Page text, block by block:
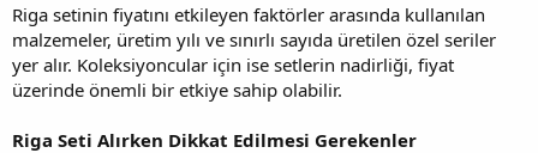
Riga setinin fiyatını etkileyen faktörler arasında kullanılan
malzemeler, üretim yılı ve sınırlı sayıda üretilen özel seriler
yer alır. Koleksiyoncular için ise setlerin nadirliği, fiyat
üzerinde önemli bir etkiye sahip olabilir.
Riga Seti Alırken Dikkat Edilmesi Gerekenler